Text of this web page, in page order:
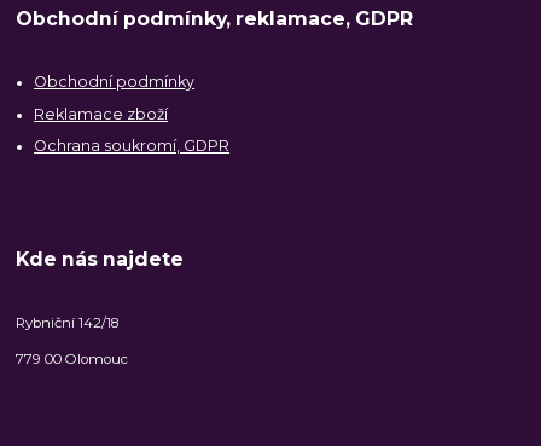
Obchodní podmínky, reklamace, GDPR
Obchodní podmínky
Reklamace zboží
Ochrana soukromí, GDPR
Kde nás najdete
Rybniční 142/18
779 00 Olomouc